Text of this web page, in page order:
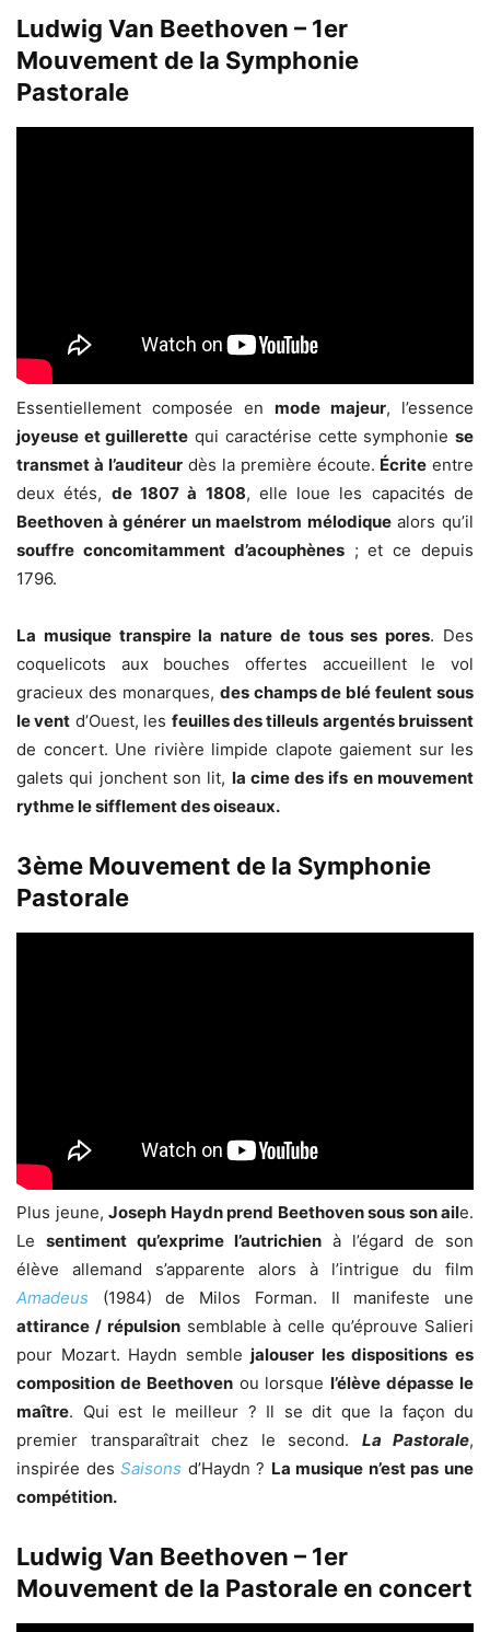
Ludwig Van Beethoven – 1er
Mouvement de la Symphonie
Pastorale
Essentiellement composée en mode majeur, l’essence
joyeuse et guillerette qui caractérise cette symphoniese
transmet à l’auditeur dès la première écoute. Écrite entre
deux étés, de 1807 à 1808, elle loue les capacités de
Beethoven à générer un maelstrom mélodiquealors qu’il
souffre concomitamment d’acouphènes; et ce depuis
1796.
La musique transpire la nature de tous ses pores. Des
coquelicots aux bouches offertes accueillent le vol
gracieux des monarques, des champs de blé feulent sous
le vent d’Ouest, les feuilles des tilleuls argentés bruissent
de concert. Une rivière limpide clapote gaiement sur les
galets qui jonchent son lit, la cime des ifs en mouvement
rythme le sifflement des oiseaux.
3ème Mouvement de la Symphonie
Pastorale
Plus jeune, Joseph Haydn prend Beethoven sous son aile.
Le sentiment qu’exprime l’autrichien à l’égard de son
élève allemand s’apparente alors à l’intrigue du film
Amadeus (1984) de Milos Forman. Il manifeste une
attirance / répulsionsemblable à celle qu’éprouve Salieri
pour Mozart. Haydn semblejalouser les dispositions es
composition de Beethovenou lorsquel’élève dépasse le
maître. Qui est le meilleur ? Il se dit que la façon du
premier transparaîtrait chez le second. La Pastorale,
inspirée desSaisons d’Haydn ? La musique n’est pas une
compétition.
Ludwig Van Beethoven – 1er
Mouvement de la Pastorale en concert